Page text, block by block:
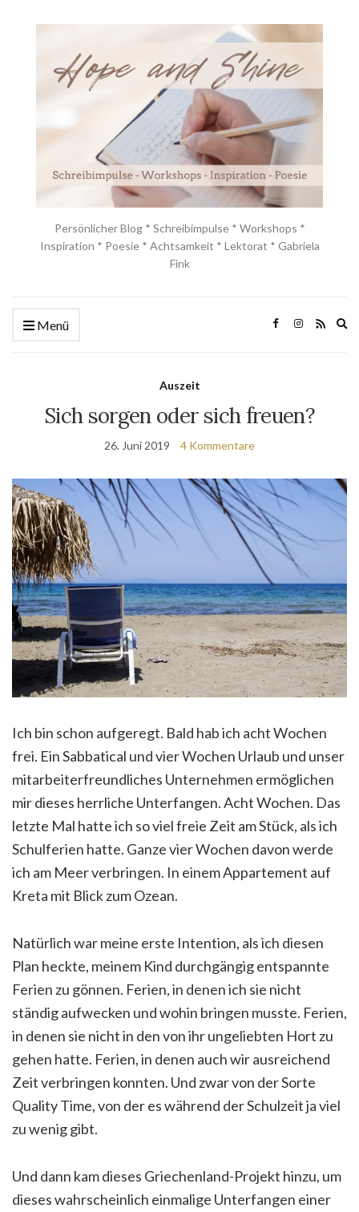
Persönlicher Blog * Schreibimpulse * Workshops *
Inspiration * Poesie * Achtsamkeit * Lektorat * Gabriela
Fink
Menü
Auszeit
Sich sorgen oder sich freuen?
26. Juni 2019 4 Kommentare
Ich bin schon aufgeregt. Bald hab ich acht Wochen
frei. Ein Sabbatical und vier Wochen Urlaub und unser
mitarbeiterfreundliches Unternehmen ermöglichen
mir dieses herrliche Unterfangen. Acht Wochen. Das
letzte Mal hatte ich so viel freie Zeit am Stück, als ich
Schulferien hatte. Ganze vier Wochen davon werde
ich am Meer verbringen. In einem Appartement auf
Kreta mit Blick zum Ozean.
Natürlich war meine erste Intention, als ich diesen
Plan heckte, meinem Kind durchgängig entspannte
Ferien zu gönnen. Ferien, in denen ich sie nicht
ständig aufwecken und wohin bringen musste. Ferien,
in denen sie nicht in den von ihr ungeliebten Hort zu
gehen hatte. Ferien, in denen auch wir ausreichend
Zeit verbringen konnten. Und zwar von der Sorte
Quality Time, von der es während der Schulzeit ja viel
zu wenig gibt.
Und dann kam dieses Griechenland-Projekt hinzu, um
dieses wahrscheinlich einmalige Unterfangen einer